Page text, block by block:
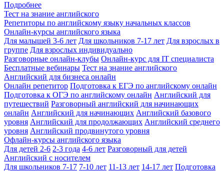
Подробнее
Тест на знание английского
Репетиторы по английскому языку начальных классов
Онлайн-курсы английского языка
Для малышей 3-6 лет Для школьников 7-17 лет Для взрослых в
группе Для взрослых индивидуально
Разговорные онлайн-клубы Онлайн-курс для IT специалиста
Бесплатные вебинары Тест на знание английского
Английский для бизнеса онлайн
Онлайн репетитор Подготовка к ЕГЭ по английскому онлайн
Подготовка к ОГЭ по английскому онлайн Английский для
путешествий Разговорный английский для начинающих
онлайн Английский для начинающих Английский базового
уровня Английский для продолжающих Английский среднего
уровня Английский продвинутого уровня
Офлайн-курсы английского языка
Для детей 2-6 2-3 года 4-6 лет Разговорный для детей
Английский с носителем
Для школьников 7-17 7-10 лет 11-13 лет 14-17 лет Подготовка